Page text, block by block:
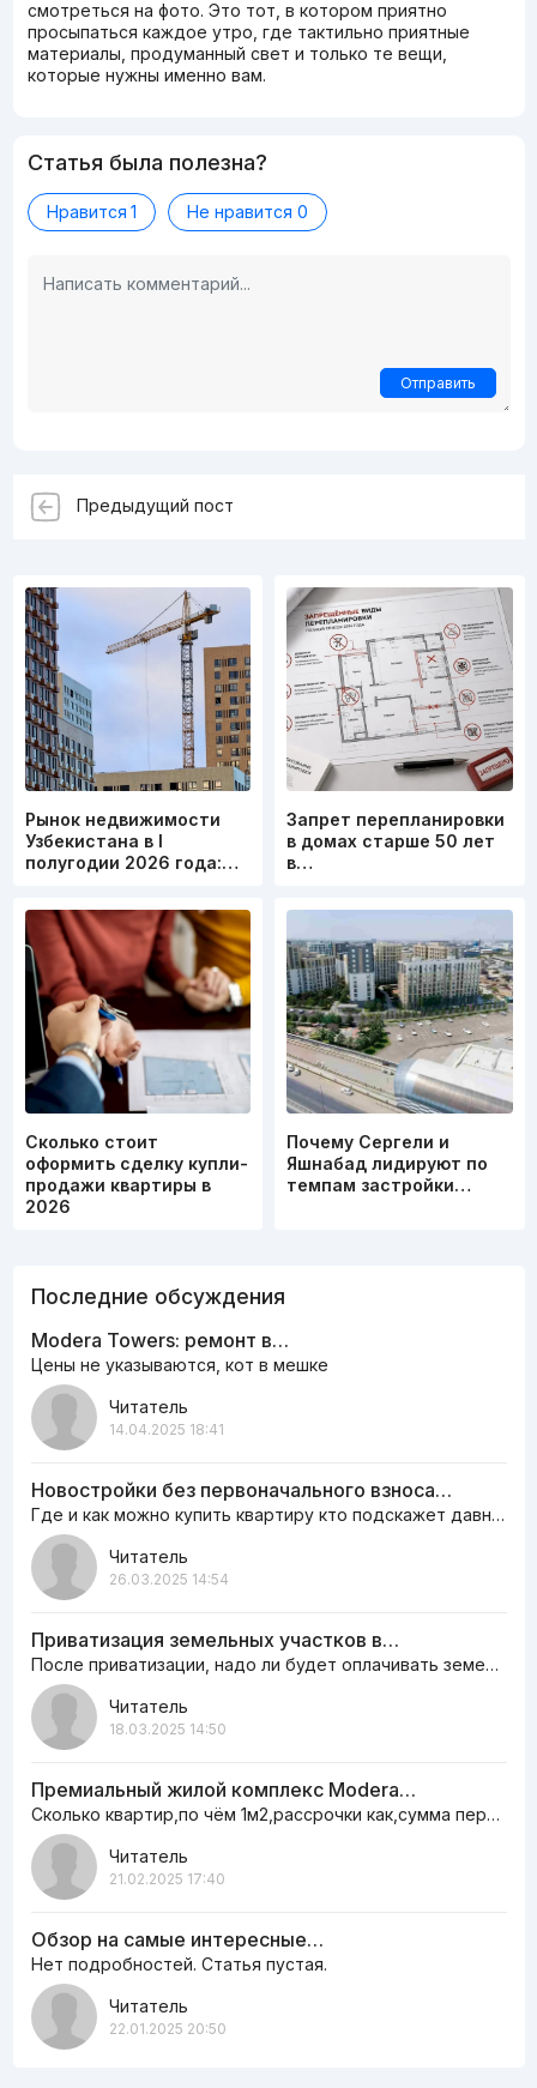
смотреться на фото. Это тот, в котором приятно
просыпаться каждое утро, где тактильно приятные
материалы, продуманный свет и только те вещи,
которые нужны именно вам.
Статья была полезна?
Нравится 1 Не нравится 0
Отправить
Предыдущий пост
Рынок недвижимости
Узбекистана в I
полугодии 2026 года:…
Запрет перепланировки
в домах старше 50 лет
в…
Сколько стоит
оформить сделку купли-
продажи квартиры в
2026
Почему Сергели и
Яшнабад лидируют по
темпам застройки…
Последние обсуждения
Modera Towers: ремонт в…
Цены не указываются, кот в мешке
Читатель
14.04.2025 18:41
Новостройки без первоначального взноса…
Где и как можно купить квартиру кто подскажет давно мечтаю жить в…
Читатель
26.03.2025 14:54
Приватизация земельных участков в…
После приватизации, надо ли будет оплачивать земельный налог ежегодно или нет
Читатель
18.03.2025 14:50
Премиальный жилой комплекс Modera…
Сколько квартир,по чём 1м2,рассрочки как,сумма первоначальная сколько,информацию пишите на сайте,а то как…
Читатель
21.02.2025 17:40
Обзор на самые интересные…
Нет подробностей. Статья пустая.
Читатель
22.01.2025 20:50